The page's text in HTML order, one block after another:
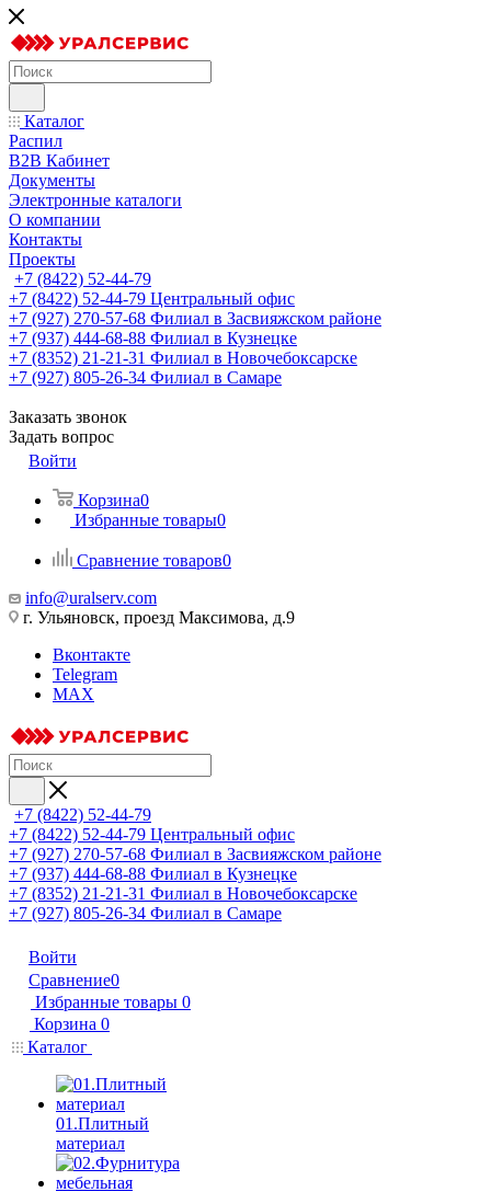
Каталог
Распил
B2B Кабинет
Документы
Электронные каталоги
О компании
Контакты
Проекты
+7 (8422) 52-44-79
+7 (8422) 52-44-79 Центральный офис
+7 (927) 270-57-68 Филиал в Засвияжском районе
+7 (937) 444-68-88 Филиал в Кузнецке
+7 (8352) 21-21-31 Филиал в Новочебоксарске
+7 (927) 805-26-34 Филиал в Самаре
Заказать звонок
Задать вопрос
Войти
Корзина0
Избранные товары0
Сравнение товаров0
info@uralserv.com
г. Ульяновск, проезд Максимова, д.9
Вконтакте
Telegram
MAX
+7 (8422) 52-44-79
+7 (8422) 52-44-79 Центральный офис
+7 (927) 270-57-68 Филиал в Засвияжском районе
+7 (937) 444-68-88 Филиал в Кузнецке
+7 (8352) 21-21-31 Филиал в Новочебоксарске
+7 (927) 805-26-34 Филиал в Самаре
Войти
Сравнение0
Избранные товары 0
Корзина 0
Каталог
01.Плитный
материал